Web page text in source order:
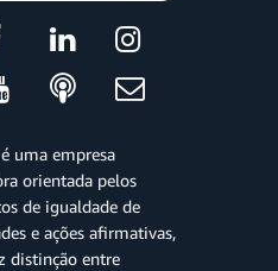
uma empresa
orientada pelos
de igualdade de
e ações afirmativas,
distinção entre